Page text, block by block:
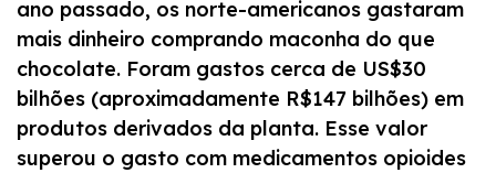
LINK
INCORPORAR
ano passado, os norte-americanos gastaram
mais dinheiro comprando maconha do que
chocolate. Foram gastos cerca de US$30
bilhões (aproximadamente R$147 bilhões) em
produtos derivados da planta. Esse valor
superou o gasto com medicamentos opioides